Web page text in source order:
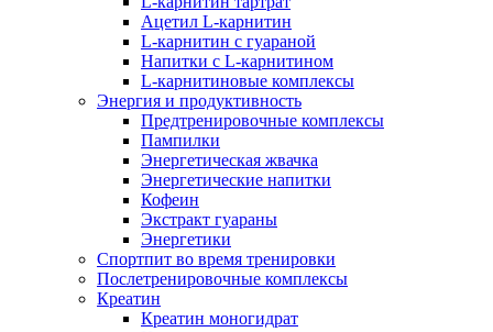
Ацетил L-карнитин
L-карнитин с гуараной
Напитки c L-карнитином
L-карнитиновые комплексы
Энергия и продуктивность
Предтренировочные комплексы
Пампилки
Энергетическая жвачка
Энергетические напитки
Кофеин
Экстракт гуараны
Энергетики
Спортпит во время тренировки
Послетренировочные комплексы
Креатин
Креатин моногидрат